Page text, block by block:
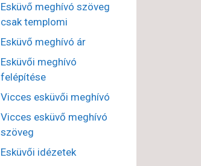
Esküvő meghívó szöveg
csak templomi
Esküvő meghívó ár
Esküvői meghívó
felépítése
Vicces esküvői meghívó
Vicces esküvő meghívó
szöveg
Esküvői idézetek